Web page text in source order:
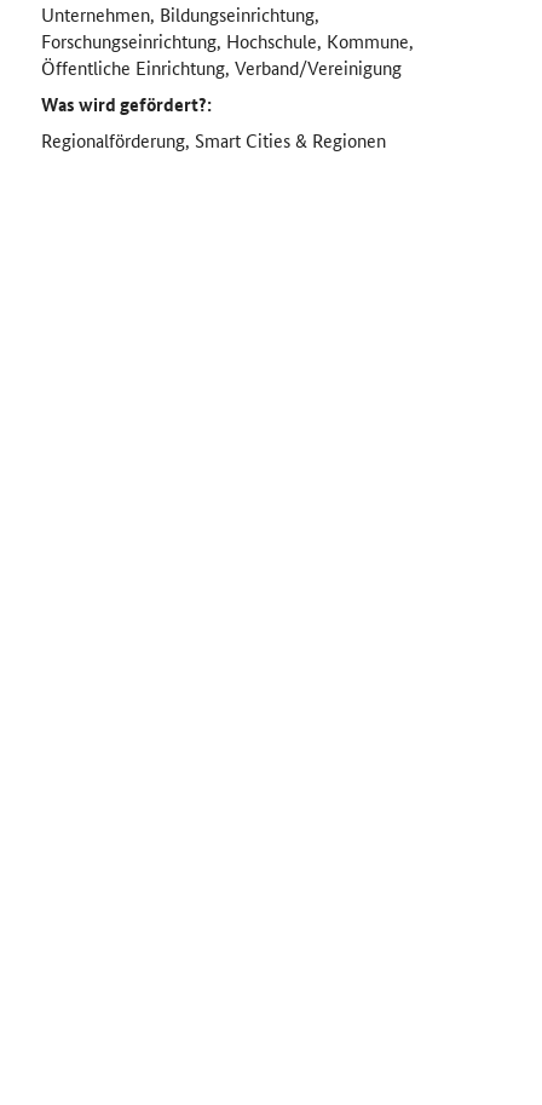
Unternehmen, Bildungseinrichtung,
Forschungseinrichtung, Hochschule, Kommune,
Öffentliche Einrichtung, Verband/Vereinigung
Was wird gefördert?:
Regionalförderung, Smart Cities & Regionen